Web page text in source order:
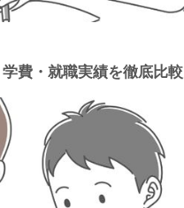
費・就職実績を徹底比較